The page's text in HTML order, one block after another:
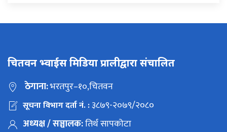
चितवन भ्वाईस मिडिया प्रालीद्वारा संचालित
ठेगाना:भरतपुर–१०,चितवन
सूचना विभाग दर्ता नं. :३८७९-२०७९/२०८०
अध्यक्ष / सञ्चालक:तिर्थ सापकोटा